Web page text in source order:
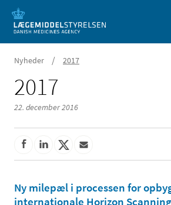
Nyheder / 2017
2017
22. december 2016
Ny milepæl i processen for
internationale Horizon